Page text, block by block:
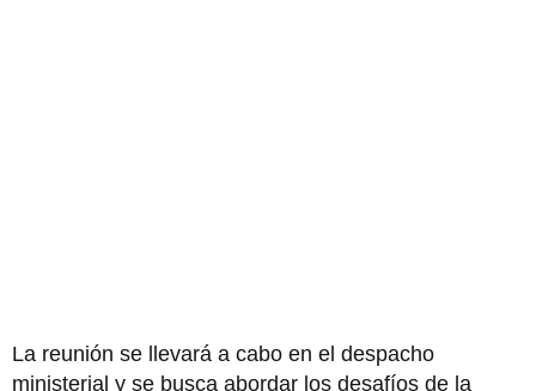
La reunión se llevará a cabo en el despacho
ministerial y se busca abordar los desafíos de la